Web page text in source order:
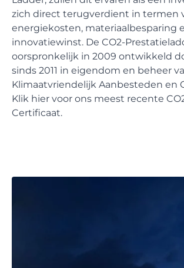
zich direct terugverdient in termen
energiekosten, materiaalbesparing
innovatiewinst. De CO2-
oorspronkelijk in 2009 ontwikkeld
sinds 2011 in eigendom en beheer
Klimaatvriendelijk Aanbesteden en
Klik hier voor ons meest recente
Certificaat.